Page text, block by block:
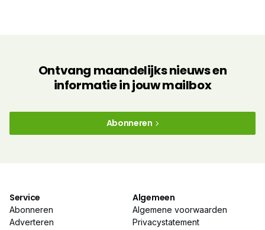
Ontvang maandelijks nieuws en
informatie in jouw mailbox
Abonneren
Service
Abonneren
Adverteren
Algemeen
Algemene voorwaarden
Privacystatement